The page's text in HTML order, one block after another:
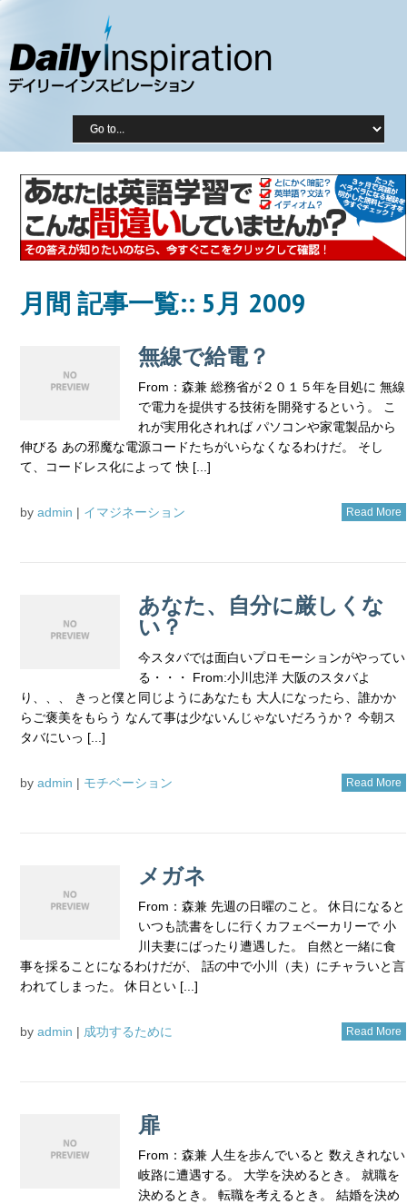
月間 記事一覧:: 5月 2009
無線で給電？
From：森兼 総務省が２０１５年を目処に 無線
で電力を提供する技術を開発するという。 こ
れが実用化されれば パソコンや家電製品から
伸びる あの邪魔な電源コードたちがいらなくなるわけだ。 そし
て、コードレス化によって 快 [...]
by admin | イマジネーション Read More
あなた、自分に厳しくな
い？
今スタバでは面白いプロモーションがやってい
る・・・ From:小川忠洋 大阪のスタバよ
り、、、 きっと僕と同じようにあなたも 大人になったら、誰かか
らご褒美をもらう なんて事は少ないんじゃないだろうか？ 今朝ス
タバにいっ [...]
by admin | モチベーション Read More
メガネ
From：森兼 先週の日曜のこと。 休日になると
いつも読書をしに行くカフェベーカリーで 小
川夫妻にばったり遭遇した。 自然と一緒に食
事を採ることになるわけだが、 話の中で小川（夫）にチャラいと言
われてしまった。 休日とい [...]
by admin | 成功するために Read More
扉
From：森兼 人生を歩んでいると 数えきれない
岐路に遭遇する。 大学を決めるとき。 就職を
決めるとき。 転職を考えるとき。 結婚を決め